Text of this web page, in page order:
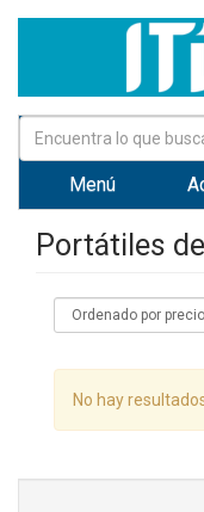
Menú
Portátiles
No hay